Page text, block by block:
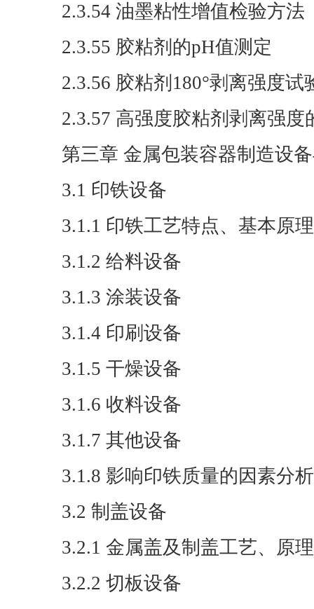
2.3.54 油墨粘性增值检验方法
2.3.55 胶粘剂的pH值测定
2.3.56 胶粘剂180°剥离强度
2.3.57 高强度胶粘剂剥离强度
第三章 金属包装容器制造设
3.1 印铁设备
3.1.1 印铁工艺特点、基本原
3.1.2 给料设备
3.1.3 涂装设备
3.1.4 印刷设备
3.1.5 干燥设备
3.1.6 收料设备
3.1.7 其他设备
3.1.8 影响印铁质量的因素分析
3.2 制盖设备
3.2.1 金属盖及制盖工艺、原
3.2.2 切板设备